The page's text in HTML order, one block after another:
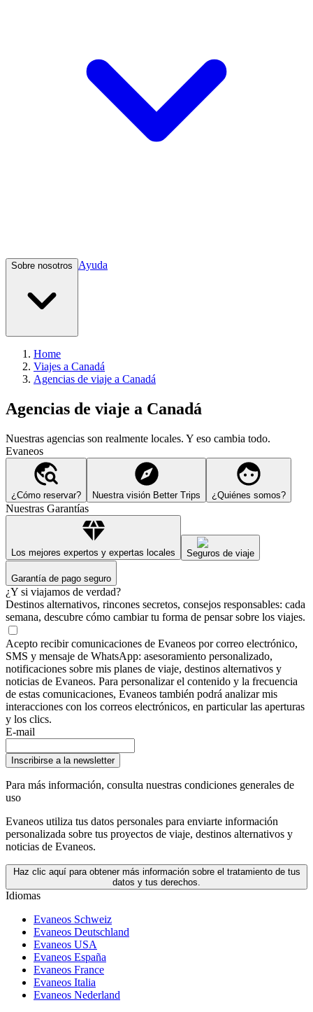
Sobre nosotros Ayuda
Home
Viajes a Canadá
Agencias de viaje a Canadá
Agencias de viaje a Canadá
Nuestras agencias son realmente locales. Y eso cambia todo.
Evaneos
¿Cómo reservar? Nuestra visión Better Trips ¿Quiénes somos?
Nuestras Garantías
Los mejores expertos y expertas locales Seguros de viaje
Garantía de pago seguro
¿Y si viajamos de verdad?
Destinos alternativos, rincones secretos, consejos responsables: cada
semana, descubre cómo cambiar tu forma de pensar sobre los viajes.
Acepto recibir comunicaciones de Evaneos por correo electrónico,
SMS y mensaje de WhatsApp: asesoramiento personalizado,
notificaciones sobre mis planes de viaje, destinos alternativos y
noticias de Evaneos. Para personalizar el contenido y la frecuencia
de estas comunicaciones, Evaneos también podrá analizar mis
interacciones con los correos electrónicos, en particular las aperturas
y los clics.
E-mail
Inscribirse a la newsletter
Para más información, consulta nuestras condiciones generales de
uso
Evaneos utiliza tus datos personales para enviarte información
personalizada sobre tus proyectos de viaje, destinos alternativos y
noticias de Evaneos.
Haz clic aquí para obtener más información sobre el tratamiento de tus
datos y tus derechos.
Idiomas
Evaneos Schweiz
Evaneos Deutschland
Evaneos USA
Evaneos España
Evaneos France
Evaneos Italia
Evaneos Nederland